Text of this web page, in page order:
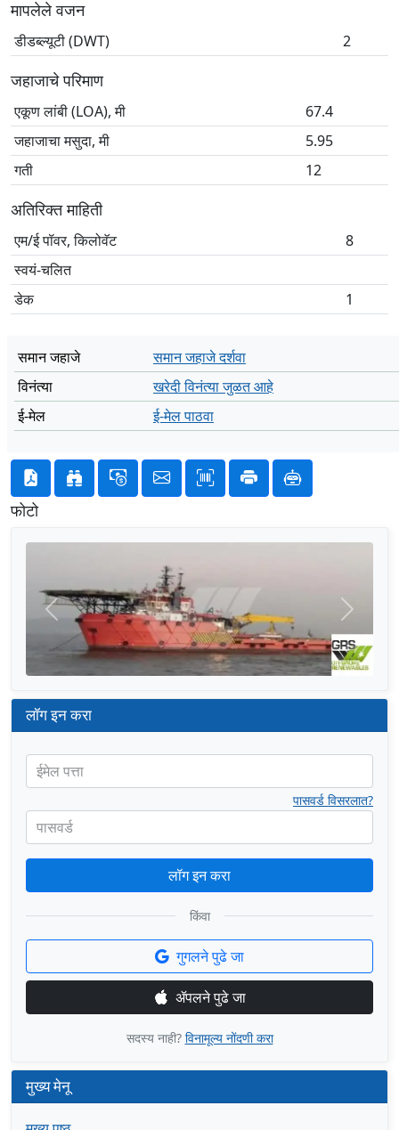
मापलेले वजन
डीडब्ल्यूटी (DWT) 2
जहाजाचे परिमाण
एकूण लांबी (LOA), मी
67.4
जहाजाचा मसुदा, मी
5.95
गती
12
अतिरिक्त माहिती
एम/ई पॉवर, किलोवॅट
8
स्वयं-चलित
डेक
1
समान जहाजे
समान जहाजे दर्शवा
विनंत्या
खरेदी विनंत्या जुळत आहे
ई-मेल
ई-मेल पाठवा
फोटो
मागील पुढील
लॉग इन करा
ईमेल पत्ता
पासवर्ड
पासवर्ड विसरलात?
लॉग इन करा
किंवा
गुगलने पुढे जा
ॲपलने पुढे जा
सदस्य नाही? विनामूल्य नोंदणी करा
मुख्य मेनू